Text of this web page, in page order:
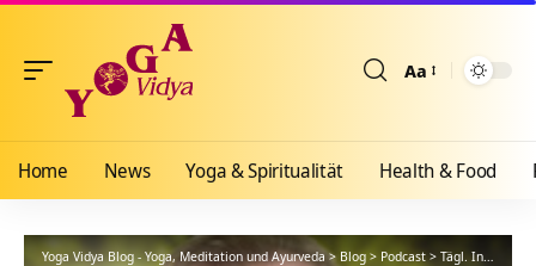
Aa
Home News Yoga & Spiritualität Health & Food
Yoga Vidya Blog - Yoga, Meditation und Ayurveda> Blog > Podcast> Tägl. Inspiration